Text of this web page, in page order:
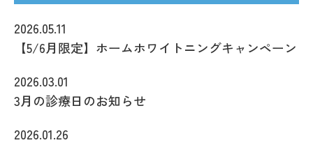
2026.05.11
【5/6月限定】ホームホワイトニングキャンペーン
2026.03.01
3月の診療日のお知らせ
2026.01.26